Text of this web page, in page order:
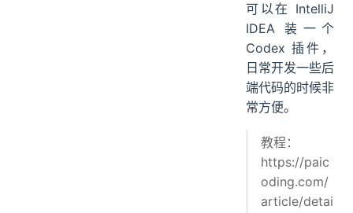
可以在 IntelliJ
IDEA 装一个
Codex 插件，
日常开发一些后
端代码的时候非
常方便。
教程：
https://paic
oding.com/
article/detai